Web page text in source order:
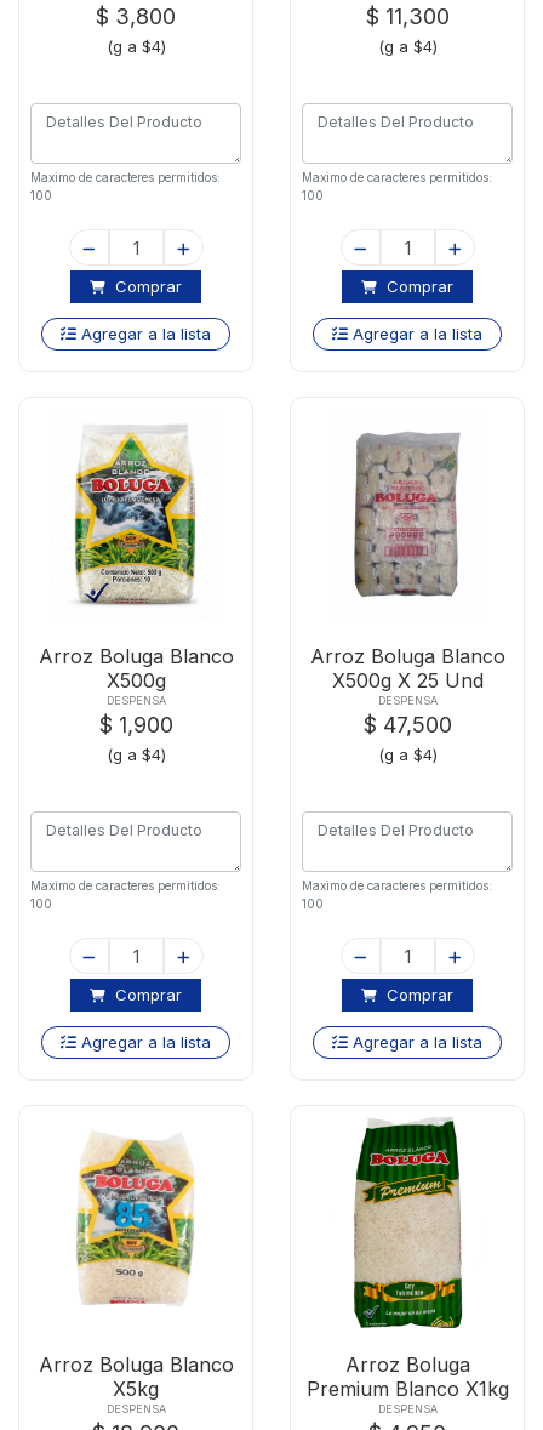
$ 3,800
(g a $4)
Maximo de caracteres permitidos:
100
Comprar
Agregar a la lista
$ 11,300
(g a $4)
Maximo de caracteres permitidos:
100
Comprar
Agregar a la lista
Arroz Boluga Blanco
X500g
DESPENSA
$ 1,900
(g a $4)
Maximo de caracteres permitidos:
100
Comprar
Agregar a la lista
Arroz Boluga Blanco
X500g X 25 Und
DESPENSA
$ 47,500
(g a $4)
Maximo de caracteres permitidos:
100
Comprar
Agregar a la lista
Arroz Boluga Blanco
X5kg
DESPENSA
Arroz Boluga
Premium Blanco X1kg
DESPENSA